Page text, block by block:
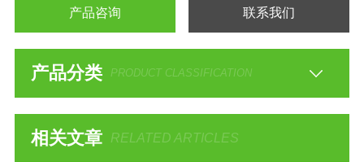
产品咨询 联系我们
产品分类 PRODUCT CLASSIFICATION
相关文章 RELATED ARTICLES